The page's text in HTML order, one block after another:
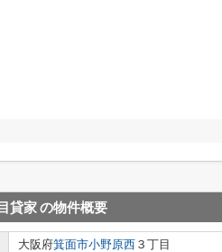
貸家の物件概要
大阪府箕面市小野原西 ３丁目